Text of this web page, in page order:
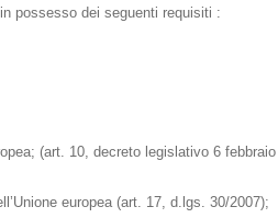
possesso dei seguenti requisiti :
(art. 10, decreto legislativo 6 febbraio
europea (art. 17, d.lgs. 30/2007);